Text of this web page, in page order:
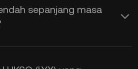
untuk mendapatkan
sepanjang masa